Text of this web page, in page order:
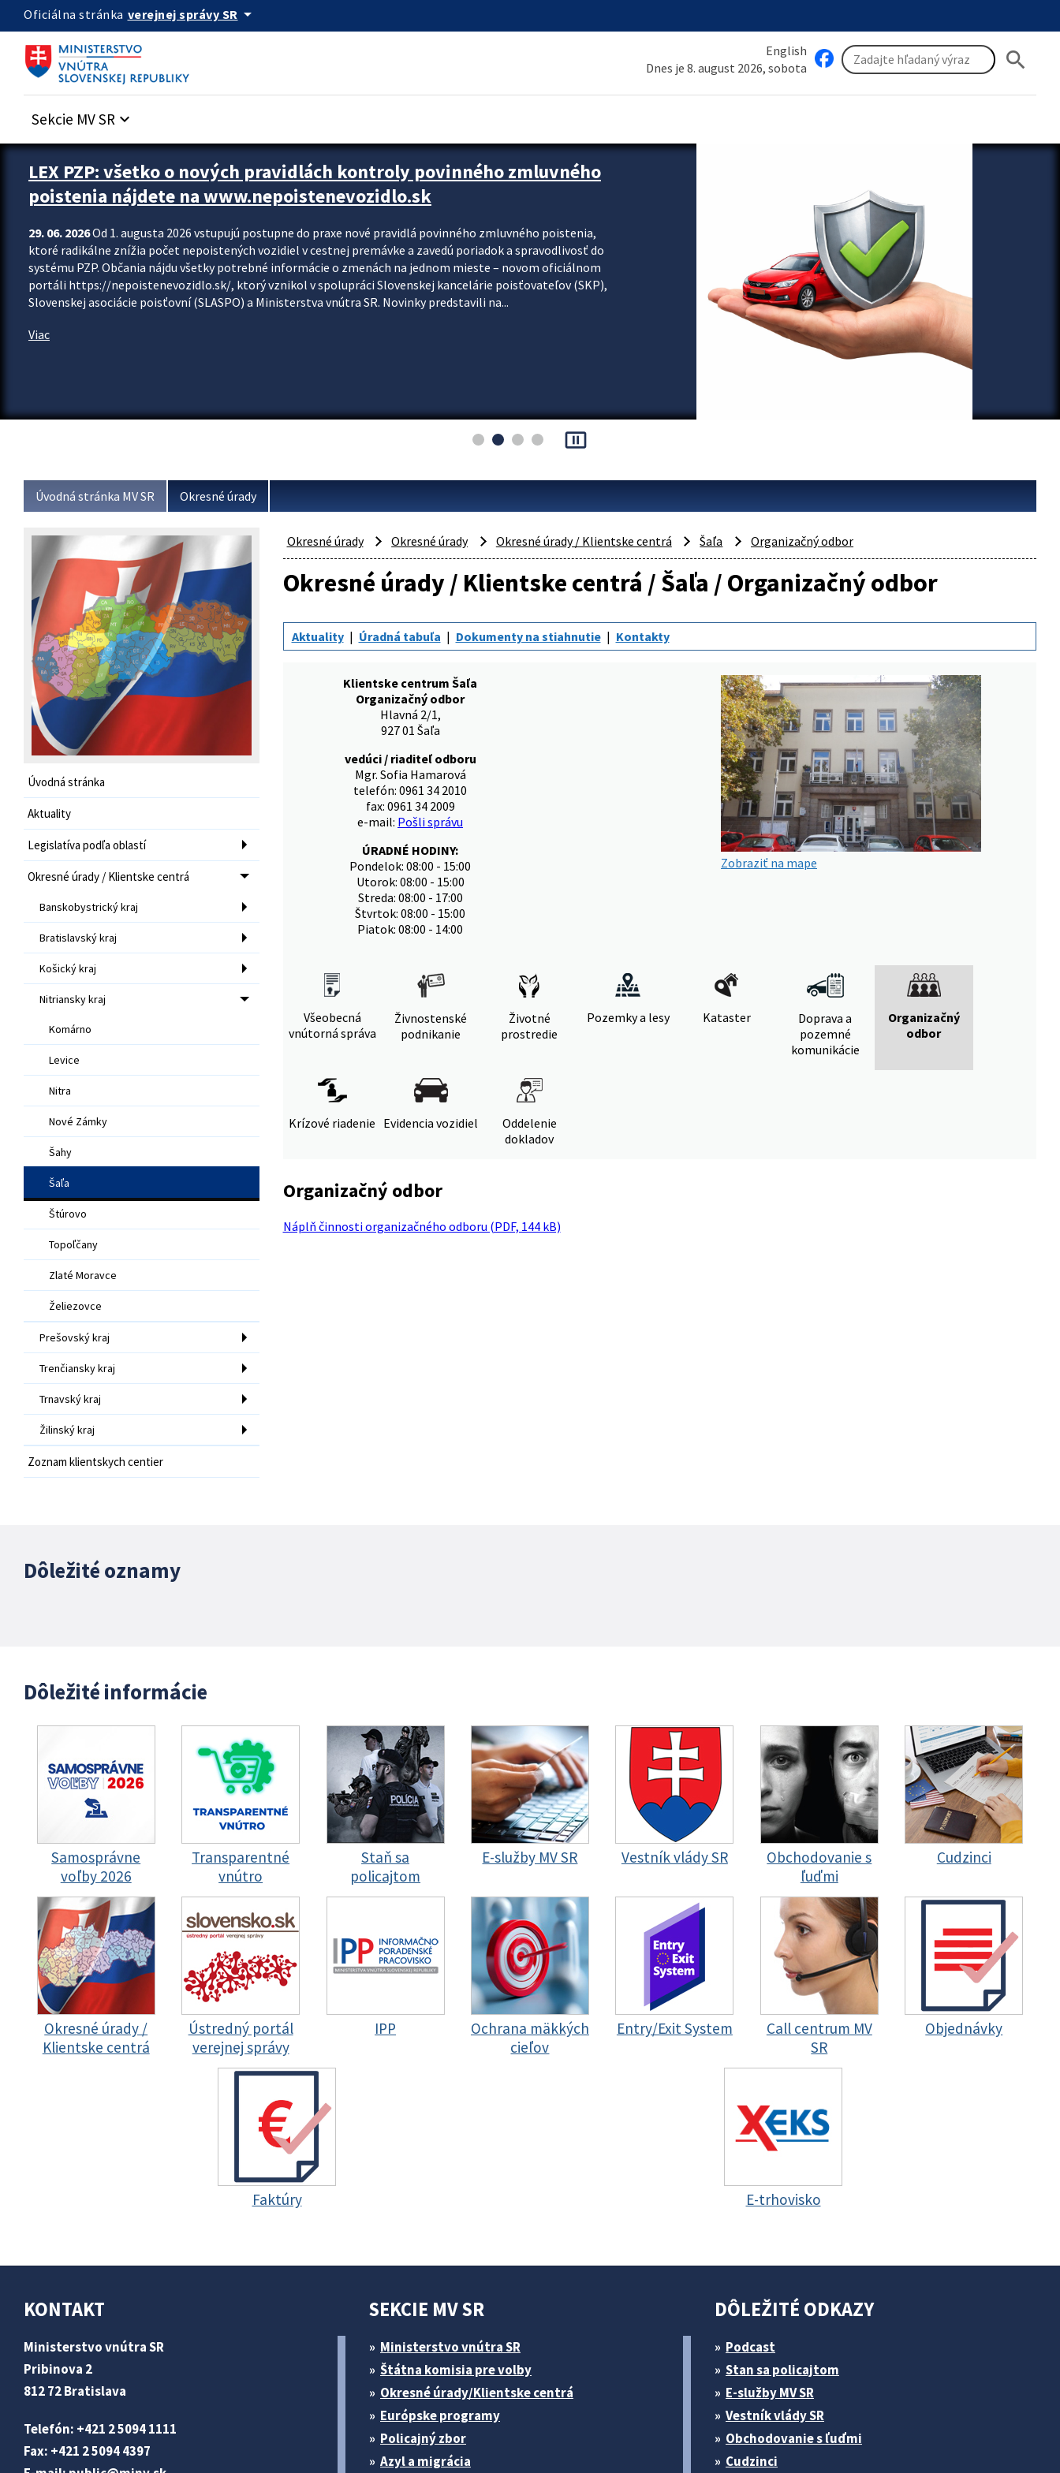
Preskocit na hlavný obsah
Oficiálna stránka verejnej správy SR arrow_drop_down
English
Dnes je 8. august 2026, sobota
search
Sekcie MV SR keyboard_arrow_down
Zastavit automatický posun upútavok
LEX PZP: všetko o nových pravidlách kontroly povinného zmluvného
poistenia nájdete na www.nepoistenevozidlo.sk
29. 06. 2026Od 1. augusta 2026 vstupujú postupne do praxe nové pravidlá povinného zmluvného poistenia,
ktoré radikálne znížia počet nepoistených vozidiel v cestnej premávke a zavedú poriadok a spravodlivosť do
systému PZP. Občania nájdu všetky potrebné informácie o zmenách na jednom mieste – novom oficiálnom
portáli https://nepoistenevozidlo.sk/, ktorý vznikol v spolupráci Slovenskej kancelárie poisťovateľov (SKP),
Slovenskej asociácie poisťovní (SLASPO) a Ministerstva vnútra SR. Novinky predstavili na...
Viac
pause_presentation
Úvodná stránka MV SR Okresné úrady
Úvodná stránka
Aktuality
Legislatíva podľa oblastí
Okresné úrady / Klientske centrá
Banskobystrický kraj
Bratislavský kraj
Košický kraj
Nitriansky kraj
Komárno
Levice
Nitra
Nové Zámky
Šahy
Šaľa
Štúrovo
Topoľčany
Zlaté Moravce
Želiezovce
Prešovský kraj
Trenčiansky kraj
Trnavský kraj
Žilinský kraj
Zoznam klientskych centier
Okresné úrady Okresné úrady Okresné úrady / Klientske centrá Šaľa Organizačný odbor
Okresné úrady / Klientske centrá / Šaľa / Organizačný odbor
Aktuality Úradná tabuľa Dokumenty na stiahnutie Kontakty
Klientske centrum Šaľa
Organizačný odbor
Hlavná 2/1,
927 01 Šaľa
vedúci / riaditeľ odboru
Mgr. Sofia Hamarová
telefón: 0961 34 2010
fax: 0961 34 2009
e-mail: Pošli správu
ÚRADNÉ HODINY:
Pondelok: 08:00 - 15:00
Utorok: 08:00 - 15:00
Streda: 08:00 - 17:00
Štvrtok: 08:00 - 15:00
Piatok: 08:00 - 14:00
Zobraziť na mape
Všeobecná
vnútorná správa
Živnostenské
podnikanie
Životné
prostredie
Pozemky a lesy Kataster
Doprava a
pozemné
komunikácie
Organizačný
odbor
Krízové riadenie Evidencia vozidiel
Oddelenie
dokladov
Organizačný odbor
Náplň činnosti organizačného odboru (PDF, 144 kB)
Dôležité oznamy
Dôležité informácie
Samosprávne
voľby 2026
Transparentné
vnútro
Staň sa
policajtom
E-služby MV SR Vestník vlády SR
Obchodovanie s
ľuďmi
Cudzinci
Okresné úrady /
Klientske centrá
Ústredný portál
verejnej správy
IPP
Ochrana mäkkých
cieľov
Entry/Exit System
Call centrum MV
SR
Objednávky
Faktúry E-trhovisko
KONTAKT
Ministerstvo vnútra SR
Pribinova 2
812 72 Bratislava
Telefón: +421 2 5094 1111
Fax: +421 2 5094 4397
SEKCIE MV SR
Ministerstvo vnútra SR
Štátna komisia pre volby
Okresné úrady/Klientske centrá
Európske programy
Policajný zbor
Azyl a migrácia
DÔLEŽITÉ ODKAZY
Podcast
Stan sa policajtom
E-služby MV SR
Vestník vlády SR
Obchodovanie s ľuďmi
Cudzinci